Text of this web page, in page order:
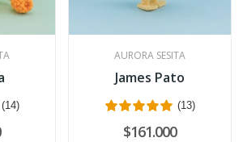
(14)
AURORA SESITA
James Pato
(13)
$161.000